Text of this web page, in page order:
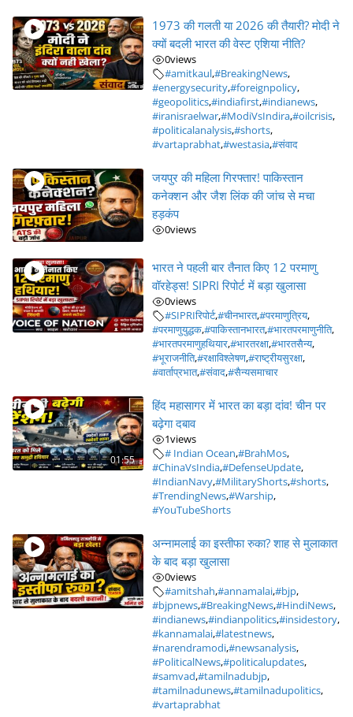
1973 की गलती या 2026 की तैयारी? मोदी ने
क्यों बदली भारत की वेस्ट एशिया नीति?
0views
#amitkaul,#BreakingNews,
#energysecurity,#foreignpolicy,
#geopolitics,#indiafirst,#indianews,
#iranisraelwar,#ModiVsIndira,#oilcrisis,
#politicalanalysis,#shorts,
#vartaprabhat,#westasia,#संवाद
जयपुर की महिला गिरफ्तार! पाकिस्तान
कनेक्शन और जैश लिंक की जांच से मचा
हड़कंप
0views
भारत ने पहली बार तैनात किए 12 परमाणु
वॉरहेड्स! SIPRI रिपोर्ट में बड़ा खुलासा
0views
#SIPRIरिपोर्ट,#चीनभारत,#परमाणुत्रिय,
#परमाणुयुद्धक,#पाकिस्तानभारत,#भारतपरमाणुनीति,
#भारतपरमाणुहथियार,#भारतरक्षा,#भारतसैन्य,
#भूराजनीति,#रक्षाविश्लेषण,#राष्ट्रीयसुरक्षा,
#वार्ताप्रभात,#संवाद,#सैन्यसमाचार
01:55
हिंद महासागर में भारत का बड़ा दांव! चीन पर
बढ़ेगा दबाव
1views
# Indian Ocean,#BrahMos,
#ChinaVsIndia,#DefenseUpdate,
#IndianNavy,#MilitaryShorts,#shorts,
#TrendingNews,#Warship,
#YouTubeShorts
अन्नामलाई का इस्तीफा रुका? शाह से मुलाकात
के बाद बड़ा खुलासा
0views
#amitshah,#annamalai,#bjp,
#bjpnews,#BreakingNews,#HindiNews,
#indianews,#indianpolitics,#insidestory,
#kannamalai,#latestnews,
#narendramodi,#newsanalysis,
#PoliticalNews,#politicalupdates,
#samvad,#tamilnadubjp,
#tamilnadunews,#tamilnadupolitics,
#vartaprabhat